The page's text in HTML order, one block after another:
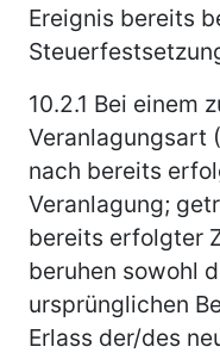
Ereignis bereits
10.2.1 Bei einem
Veranlagungsart
nach bereits
Veranlagung;
bereits erfolgter
beruhen sowohl
ursprünglichen
Erlass der/des